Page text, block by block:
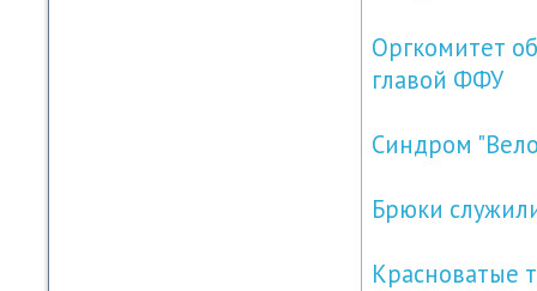
Оргкомитет
главой ФФУ
Синдром
Брюки
Красноватые